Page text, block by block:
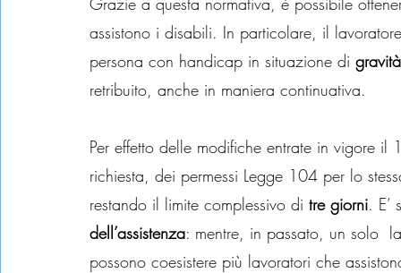
assistono i disabili. In particolare, il
persona con handicap in situazione di gravità
retribuito, anche in maniera continuativa.
Per effetto delle modifiche entrate in vigore
richiesta, dei permessi Legge 104 per lo
restando il limite complessivo di tre giorni.
dell’assistenza: mentre, in passato, un solo
possono coesistere più lavoratori che